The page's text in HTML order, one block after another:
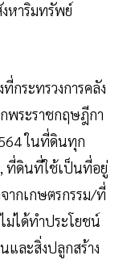
หาริมทรัพย์
กระทรวงการคลัง
พระราชกฤษฎีกา
ในที่ดินทุก
ที่ดินที่ใช้เป็นที่อยู่
ากเกษตรกรรม/ที่
ม่ได้ทำประโยชน์
และสิ่งปลูกสร้าง